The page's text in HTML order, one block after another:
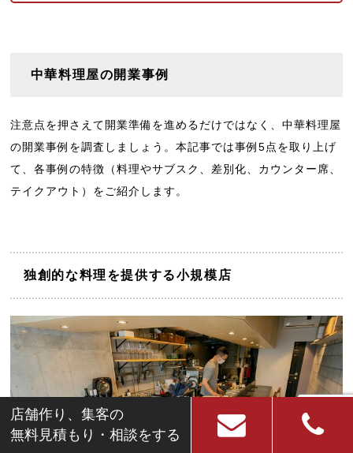
中華料理屋の開業事例
注意点を押さえて開業準備を進めるだけではなく、中華料理屋
の開業事例を調査しましょう。本記事では事例5点を取り上げ
て、各事例の特徴（料理やサブスク、差別化、カウンター席、
テイクアウト）をご紹介します。
独創的な料理を提供する小規模店
店舗作り、集客の
無料見積もり・相談をする